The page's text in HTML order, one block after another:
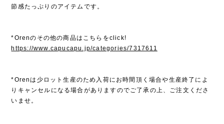
節感たっぷりのアイテムです。
*Orenのその他の商品はこちらをclick!
https://www.capucapu.jp/categories/7317611
*Orenは少ロット生産のため入荷にお時間頂く場合や生産終了によ
りキャンセルになる場合がありますのでご了承の上、ご注文くださ
いませ。